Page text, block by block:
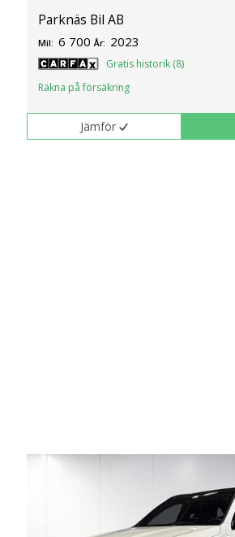
Parknäs Bil AB
Mil: 6 700 År: 2023
Gratis historik (8)
Räkna på försäkring
Jämför